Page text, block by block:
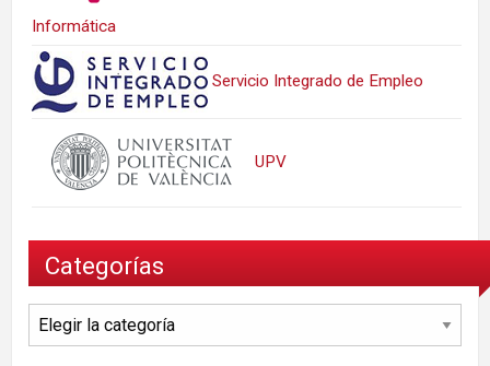
Informática
Servicio Integrado de Empleo
UPV
Categorías
Categorías